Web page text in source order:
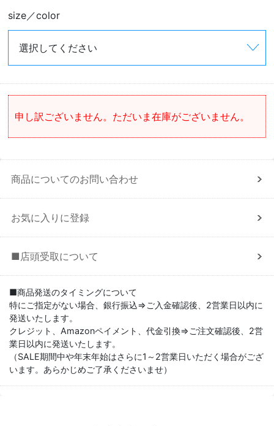
size／color
申し訳ございません。ただいま在庫がございません。
商品についてのお問い合わせ
お気に入りに登録
■店頭受取について
■商品発送のタイミングについて
特にご指定がない場合、銀行振込⇒ご入金確認後、2営業日以内に
発送いたします。
クレジット、Amazonペイメント、代金引換⇒ご注文確認後、2営
業日以内に発送いたします。
（SALE期間中や年末年始はさらに1～2営業日いただく場合がござ
います。あらかじめご了承くださいませ）